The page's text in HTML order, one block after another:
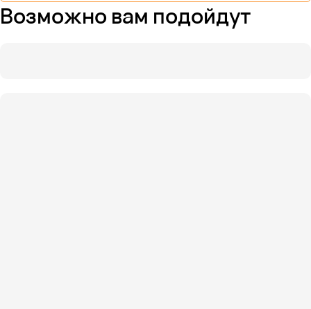
Возможно вам подойдут